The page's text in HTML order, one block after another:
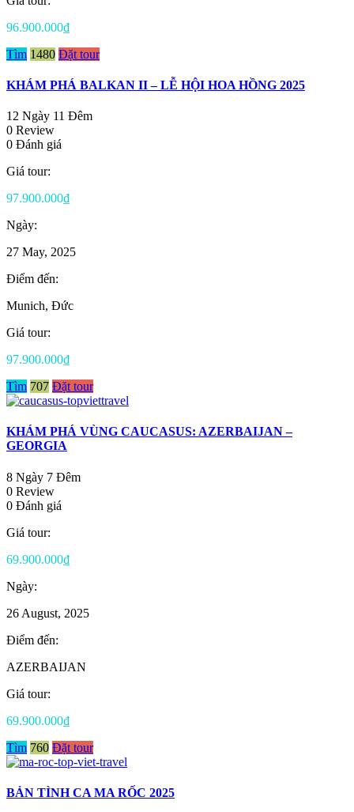
96.900.000₫
Tìm 1480 Đặt tour
KHÁM PHÁ BALKAN II – LỄ HỘI HOA HỒNG 2025
12 Ngày 11 Đêm
0 Review
0 Đánh giá
Giá tour:
97.900.000₫
Ngày:
27 May, 2025
Điểm đến:
Munich, Đức
Giá tour:
97.900.000₫
Tìm 707 Đặt tour
KHÁM PHÁ VÙNG CAUCASUS: AZERBAIJAN –
GEORGIA
8 Ngày 7 Đêm
0 Review
0 Đánh giá
Giá tour:
69.900.000₫
Ngày:
26 August, 2025
Điểm đến:
AZERBAIJAN
Giá tour:
69.900.000₫
Tìm 760 Đặt tour
BẢN TÌNH CA MA RỐC 2025